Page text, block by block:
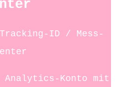
ID / Mess-
Analytics-Konto mit